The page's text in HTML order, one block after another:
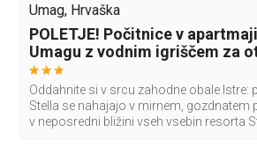
Umag, Hrvaška
POLETJE! Počitnice v
Umagu z vodnim igriščem za
Oddahnite si v srcu zahodne obale Istre:
Stella se nahajajo v mirnem, gozdnatem
v neposredni bližini vseh vsebin resorta